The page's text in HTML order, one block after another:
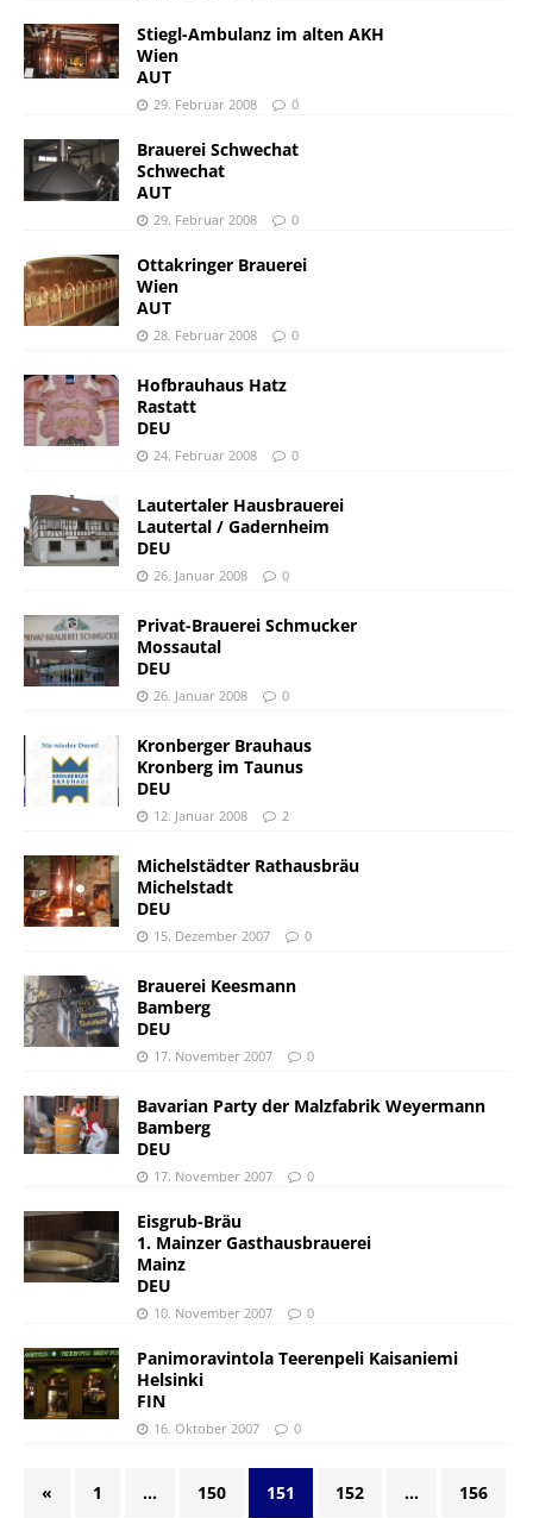
Stiegl-Ambulanz im alten AKH
Wien
AUT
29. Februar 2008 0
Brauerei Schwechat
Schwechat
AUT
29. Februar 2008 0
Ottakringer Brauerei
Wien
AUT
28. Februar 2008 0
Hofbrauhaus Hatz
Rastatt
DEU
24. Februar 2008 0
Lautertaler Hausbrauerei
Lautertal / Gadernheim
DEU
26. Januar 2008 0
Privat-Brauerei Schmucker
Mossautal
DEU
26. Januar 2008 0
Kronberger Brauhaus
Kronberg im Taunus
DEU
12. Januar 2008 2
Michelstädter Rathausbräu
Michelstadt
DEU
15. Dezember 2007 0
Brauerei Keesmann
Bamberg
DEU
17. November 2007 0
Bavarian Party der Malzfabrik Weyermann
Bamberg
DEU
17. November 2007 0
Eisgrub-Bräu
1. Mainzer Gasthausbrauerei
Mainz
DEU
10. November 2007 0
Panimoravintola Teerenpeli Kaisaniemi
Helsinki
FIN
16. Oktober 2007 0
« 1 … 150 151 152 … 156